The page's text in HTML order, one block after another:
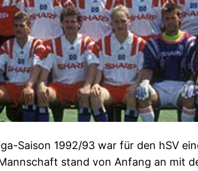
Saison 1992/93 war für den hSV
stand von Anfang an mit